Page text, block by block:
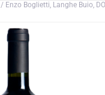
/ Enzo Boglietti, Langhe Buio,